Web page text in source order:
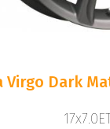
Virgo Dark